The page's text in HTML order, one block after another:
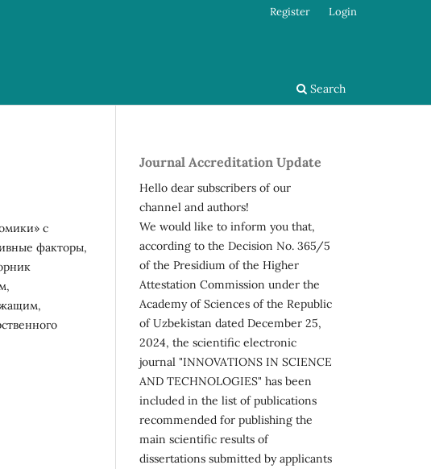
Search
Register Login
с
факторы,
Journal Accreditation Update
Hello dear subscribers of our
channel and authors!
We would like to inform you that,
according to the Decision No. 365/5
of the Presidium of the Higher
Attestation Commission under the
Academy of Sciences of the Republic
of Uzbekistan dated December 25,
2024, the scientific electronic
journal "INNOVATIONS IN SCIENCE
AND TECHNOLOGIES" has been
included in the list of publications
recommended for publishing the
main scientific results of
dissertations submitted by applicants